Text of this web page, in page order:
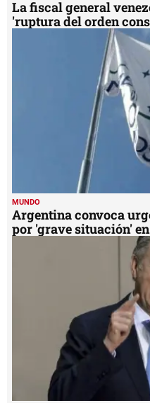
La fiscal general
'ruptura del orden
MUNDO
Argentina convoca
por 'grave situación'